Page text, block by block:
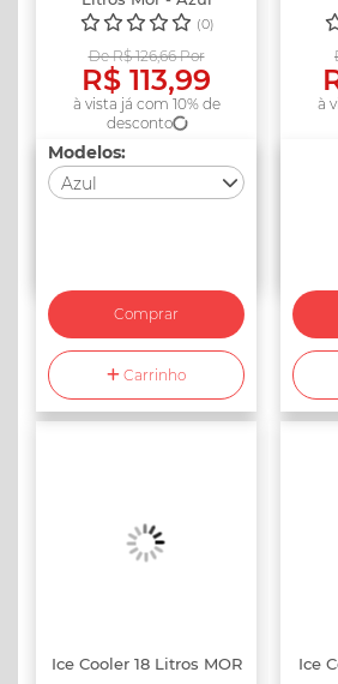
(0)
De R$ 126,66 Por
R$ 113,99
à vista já com 10% de
desconto
Comprar
Modelos:
Azul
Vermelho
(Indisponível)
Azul Tampa Preta
Alça Laranja
Lilás Tampa Preta
Verde Tampa Preta
Carrinho
à
Ice Cooler 18 Litros MOR Ice